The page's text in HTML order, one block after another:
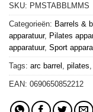
SKU: PMSTABBLMMS
Categorieën: Barrels &
apparatuur, Pilates
apparatuur, Sport
Tags: arc barrel pilates
EAN: 0690650852212